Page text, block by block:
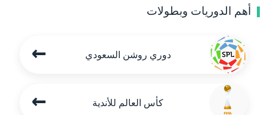
أهم الدوريات وبطولات
دوري روشن السعودي ←
كأس العالم للأندية ←